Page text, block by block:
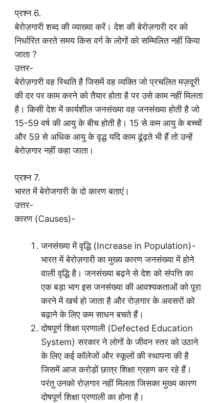
प्रश्न 6.
बेरोज़गारी शब्द की व्याख्या करें। देश की बेरोज़गारी दर को
निर्धारित करते समय किस वर्ग के लोगों को सम्मिलित नहीं किया
जाता ?
उत्तर-
बेरोज़गारी वह स्थिति है जिसमें वह व्यक्ति जो प्रचलित मज़दूरी
की दर पर काम करने को तैयार होता है पर उसे काम नहीं मिलता
है। किसी देश में कार्यशील जनसंख्या वह जनसंख्या होती है जो
15-59 वर्ष की आयु के बीच होती है। 15 से कम आयु के बच्चों
और 59 से अधिक आयु के वृद्ध यदि काम ढूंढ़ते भी हैं तो उन्हें
बेरोज़गार नहीं कहा जाता।
प्रश्न 7.
भारत में बेरोजगारी के दो कारण बताएं।
उत्तर-
कारण (Causes)-
जनसंख्या में वृद्धि (Increase in Population)-
भारत में बेरोज़गारी का मुख्य कारण जनसंख्या में होने
वाली वृद्धि है। जनसंख्या बढ़ने से देश को संपत्ति का
एक बड़ा भाग इस जनसंख्या की आवश्यकताओं को पूरा
करने में खर्च हो जाता है और रोज़गार के अवसरों को
बढ़ाने के लिए कम साधन बचते हैं।
दोषपूर्ण शिक्षा प्रणाली (Defected Education
System) सरकार ने लोगों के जीवन स्तर को उठाने
के लिए कई कॉलेजों और स्कूलों की स्थापना की है
जिसमें आज करोड़ों छात्र शिक्षा ग्रहण कर रहे हैं।
परंतु उनको रोज़गार नहीं मिलता जिसका मुख्य कारण
दोषपूर्ण शिक्षा प्रणाली का होना है।